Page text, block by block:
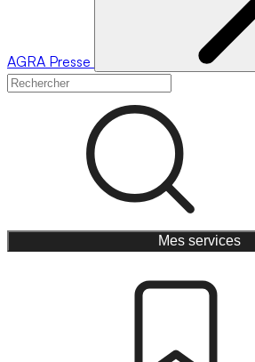
AGRA Presse
Mes services